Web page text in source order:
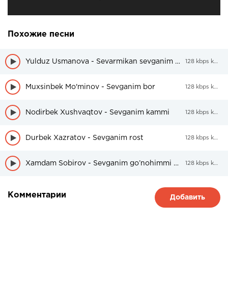
Похожие песни
Yulduz Usmanova - Sevarmikan sevganim mani 128 kbps kbps
Muxsinbek Mo'minov - Sevganim bor 128 kbps kbps
Nodirbek Xushvaqtov - Sevganim kammi 128 kbps kbps
Durbek Xazratov - Sevganim rost 128 kbps kbps
Xamdam Sobirov - Sevganim go’nohimmi ayt (remix by Mirjon Ashrapov) 128 kbps kbps
Комментарии Добавить